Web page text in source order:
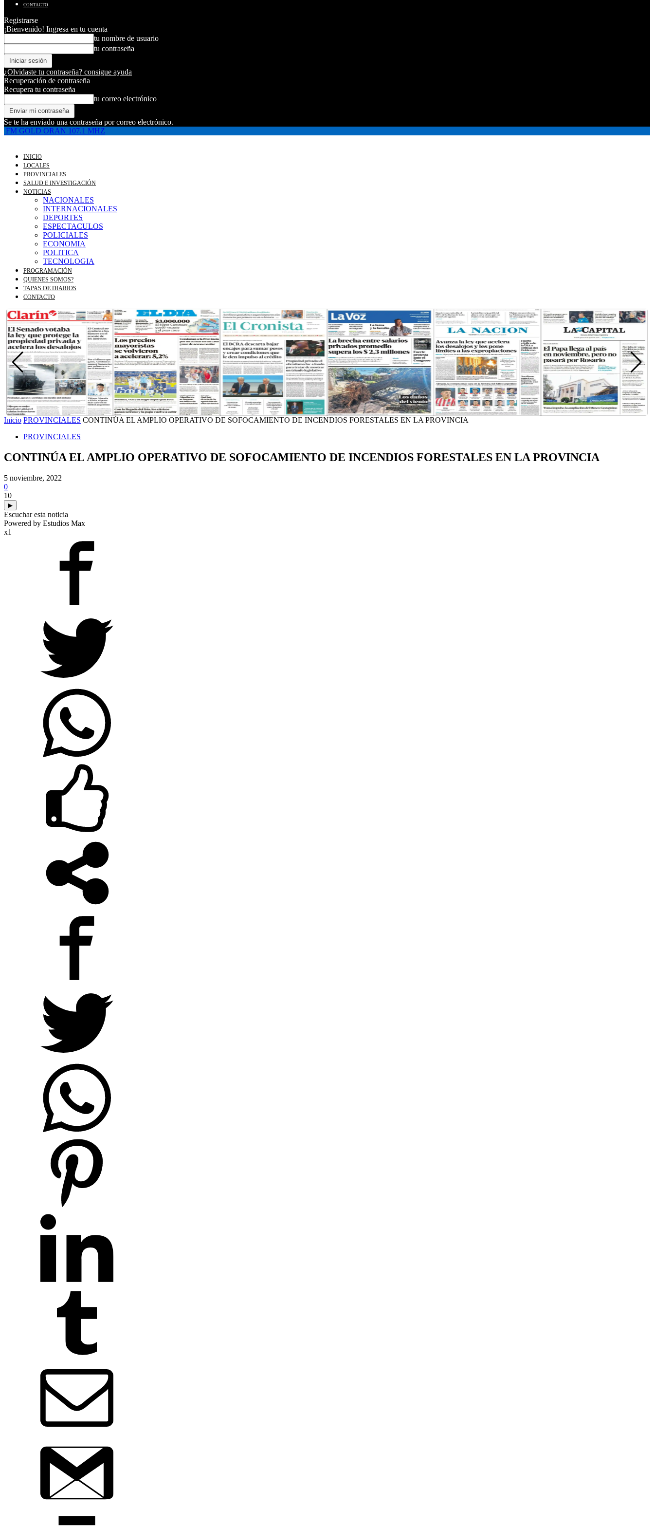
CONTACTO
Registrarse
¡Bienvenido! Ingresa en tu cuenta
tu nombre de usuario
tu contraseña
¿Olvidaste tu contraseña? consigue ayuda
Recuperación de contraseña
Recupera tu contraseña
tu correo electrónico
Se te ha enviado una contraseña por correo electrónico.
FM GOLD ORAN 107.1 MHZ
INICIO
LOCALES
PROVINCIALES
SALUD E INVESTIGACIÓN
NOTICIAS
NACIONALES
INTERNACIONALES
DEPORTES
ESPECTACULOS
POLICIALES
ECONOMIA
POLITICA
TECNOLOGIA
PROGRAMACIÓN
QUIENES SOMOS?
TAPAS DE DIARIOS
CONTACTO
Inicio PROVINCIALES CONTINÚA EL AMPLIO OPERATIVO DE SOFOCAMIENTO DE INCENDIOS FORESTALES EN LA PROVINCIA
PROVINCIALES
CONTINÚA EL AMPLIO OPERATIVO DE SOFOCAMIENTO DE INCENDIOS FORESTALES EN LA PROVINCIA
5 noviembre, 2022
0
10
▶
Escuchar esta noticia
Powered by Estudios Max
x1